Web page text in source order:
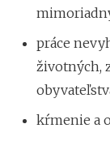
práce
životných,
kŕmenie a